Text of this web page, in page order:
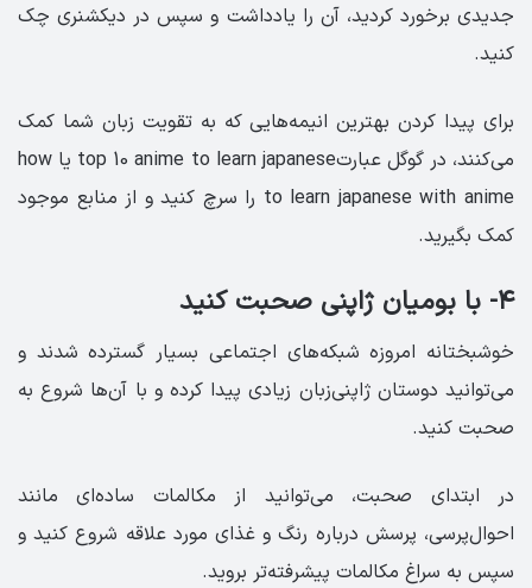
جدیدی برخورد کردید، آن را یادداشت و سپس در دیکشنری چک
کنید.
برای پیدا کردن بهترین انیمه‌هایی که به تقویت زبان شما کمک
می‌کنند، در گوگل عبارتtop 10 anime to learn japanese یا how
to learn japanese with anime را سرچ کنید و از منابع موجود
کمک بگیرید.
۴- با بومیان ژاپنی صحبت کنید
خوشبختانه امروزه شبکه‌های اجتماعی بسیار گسترده شدند و
می‌توانید دوستان ژاپنی‌زبان زیادی پیدا کرده و با آن‌ها شروع به
صحبت کنید.
در ابتدای صحبت، می‌توانید از مکالمات ساده‌ای مانند
احوال‌پرسی، پرسش درباره رنگ و غذای مورد علاقه شروع کنید و
سپس به سراغ مکالمات پیشرفته‌تر بروید.